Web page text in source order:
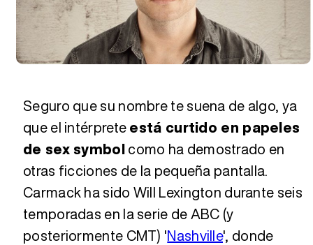
Seguro que su nombre te suena de algo, ya
que el intérpreteestá curtido en papeles
de sex symbolcomo ha demostrado en
otras ficciones de la pequeña pantalla.
Carmack ha sido Will Lexington durante seis
temporadas en la serie de ABC (y
posteriormente CMT) 'Nashville', donde